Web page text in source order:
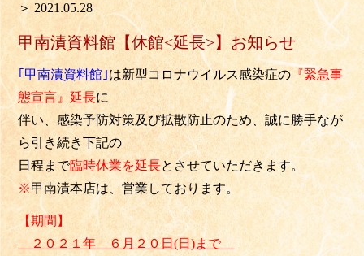
＞ 2021.05.28
甲南漬資料館【休館<延長>】お知らせ
｢甲南漬資料館｣は新型コロナウイルス感染症の『緊急事
態宣言』延長に
伴い、感染予防対策及び拡散防止のため、誠に勝手なが
ら引き続き下記の
日程まで臨時休業を延長とさせていただきます。
※甲南漬本店は、営業しております。
【期間】
２０２１年 ６月２０日(日)まで